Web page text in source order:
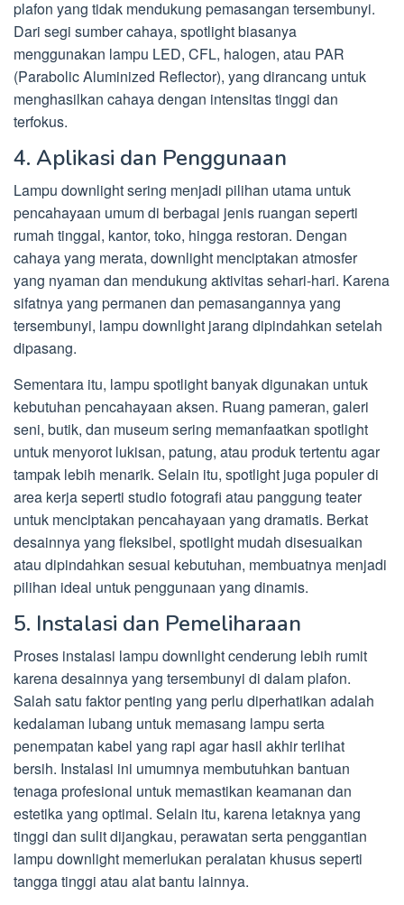
plafon yang tidak mendukung pemasangan tersembunyi.
Dari segi sumber cahaya, spotlight biasanya
menggunakan lampu LED, CFL, halogen, atau PAR
(Parabolic Aluminized Reflector), yang dirancang untuk
menghasilkan cahaya dengan intensitas tinggi dan
terfokus.
4. Aplikasi dan Penggunaan
Lampu downlight sering menjadi pilihan utama untuk
pencahayaan umum di berbagai jenis ruangan seperti
rumah tinggal, kantor, toko, hingga restoran. Dengan
cahaya yang merata, downlight menciptakan atmosfer
yang nyaman dan mendukung aktivitas sehari-hari. Karena
sifatnya yang permanen dan pemasangannya yang
tersembunyi, lampu downlight jarang dipindahkan setelah
dipasang.
Sementara itu, lampu spotlight banyak digunakan untuk
kebutuhan pencahayaan aksen. Ruang pameran, galeri
seni, butik, dan museum sering memanfaatkan spotlight
untuk menyorot lukisan, patung, atau produk tertentu agar
tampak lebih menarik. Selain itu, spotlight juga populer di
area kerja seperti studio fotografi atau panggung teater
untuk menciptakan pencahayaan yang dramatis. Berkat
desainnya yang fleksibel, spotlight mudah disesuaikan
atau dipindahkan sesuai kebutuhan, membuatnya menjadi
pilihan ideal untuk penggunaan yang dinamis.
5. Instalasi dan Pemeliharaan
Proses instalasi lampu downlight cenderung lebih rumit
karena desainnya yang tersembunyi di dalam plafon.
Salah satu faktor penting yang perlu diperhatikan adalah
kedalaman lubang untuk memasang lampu serta
penempatan kabel yang rapi agar hasil akhir terlihat
bersih. Instalasi ini umumnya membutuhkan bantuan
tenaga profesional untuk memastikan keamanan dan
estetika yang optimal. Selain itu, karena letaknya yang
tinggi dan sulit dijangkau, perawatan serta penggantian
lampu downlight memerlukan peralatan khusus seperti
tangga tinggi atau alat bantu lainnya.